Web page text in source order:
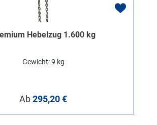
Hebelzug 1.600 kg
Gewicht: 9 kg
Regulärer Preis:
Ab295,20 €